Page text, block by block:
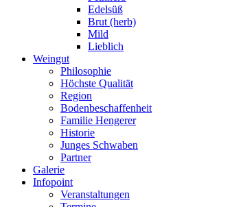
Edelsüß
Brut (herb)
Mild
Lieblich
Weingut
Philosophie
Höchste Qualität
Region
Bodenbeschaffenheit
Familie Hengerer
Historie
Junges Schwaben
Partner
Galerie
Infopoint
Veranstaltungen